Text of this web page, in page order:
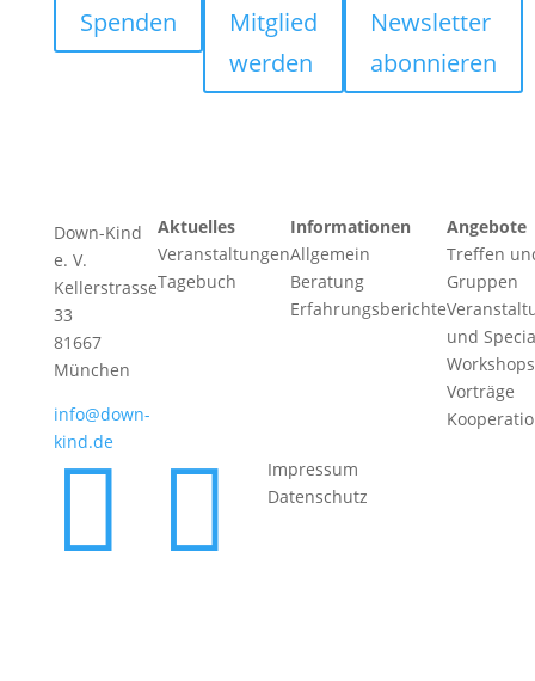
Spenden
Mitglied
werden
Newsletter
abonnieren
Down-Kind
e. V.
Kellerstrasse
33
81667
München
info@down-
kind.de
Aktuelles
Veranstaltungen
Tagebuch
Informationen
Allgemein
Beratung
Erfahrungsberichte
Angebote
Treffen
Gruppen
und
Vorträge
 
Impressum
Datenschutz